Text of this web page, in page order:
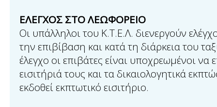
ΕΛΕΓΧΟΣ ΣΤΟ ΛΕΩΦΟΡΕΙΟ
Οι υπάλληλοι του Κ.Τ.Ε.Λ. διενεργούν
την επιβίβαση και κατά τη διάρκεια του
έλεγχο οι επιβάτες είναι υποχρεωμένοι να
εισιτήριά τους και τα δικαιολογητικά
εκδοθεί εκπτωτικό εισιτήριο.